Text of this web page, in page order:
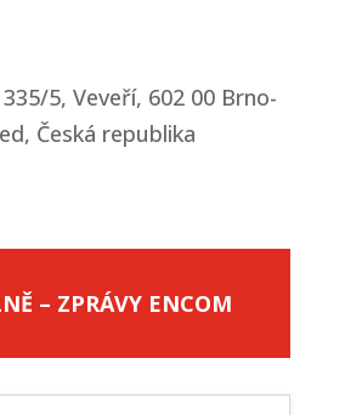
5, Veveří, 602 00 Brno-
Česká republika
– ZPRÁVY ENCOM